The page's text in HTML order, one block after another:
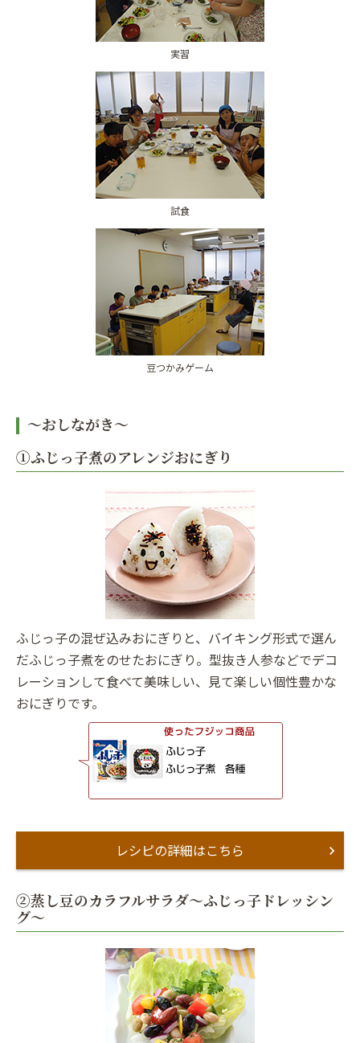
実習
試食
豆つかみゲーム
〜おしながき〜
①ふじっ子煮のアレンジおにぎり
ふじっ子の混ぜ込みおにぎりと、バイキング形式で選ん
だふじっ子煮をのせたおにぎり。型抜き人参などでデコ
レーションして食べて美味しい、見て楽しい個性豊かな
おにぎりです。
レシピの詳細はこちら
②蒸し豆のカラフルサラダ〜ふじっ子ドレッシン
グ〜